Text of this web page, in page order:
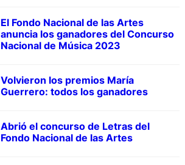
El Fondo Nacional de las Artes
anuncia los ganadores del Concurso
Nacional de Música 2023
Volvieron los premios María
Guerrero: todos los ganadores
Abrió el concurso de Letras del
Fondo Nacional de las Artes